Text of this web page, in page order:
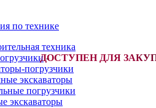
по технике
техника
-
погрузчики
экскаваторы
погрузчики
экскаваторы